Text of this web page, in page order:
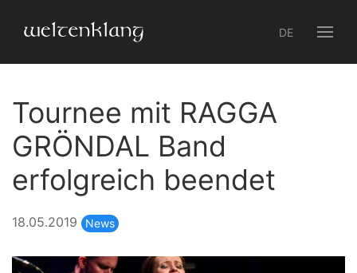
DE
Tournee mit RAGGA
GRÖNDAL Band
erfolgreich beendet
18.05.2019 News